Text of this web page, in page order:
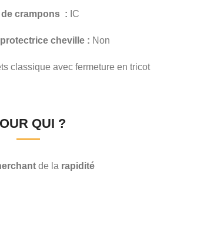
de crampons : IC
cheville : Non
classique avec fermeture en tricot
QUI ?
de la rapidité